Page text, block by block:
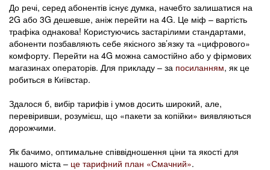
До речі, серед абонентів існує думка, начебто залишатися на
2G або 3G дешевше, аніж перейти на 4G. Це міф – вартість
трафіка однакова! Користуючись застарілими стандартами,
абоненти позбавляють себе якісного зв’язку та «цифрового»
комфорту. Перейти на 4G можна самостійно або у фірмових
магазинах операторів. Для прикладу – за посиланням, як це
робиться в Київстар.
Здалося б, вибір тарифів і умов досить широкий, але,
перевіривши, розумієш, що «пакети за копійки» виявляються
дорожчими.
Як бачимо, оптимальне співвідношення ціни та якості для
нашого міста – це тарифний план «Смачний».